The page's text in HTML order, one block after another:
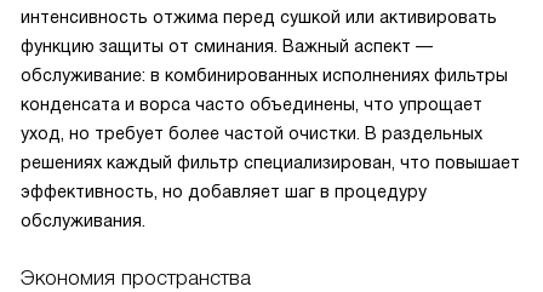
интенсивность отжима перед сушкой или активировать
функцию защиты от сминания. Важный аспект —
обслуживание: в комбинированных исполнениях фильтры
конденсата и ворса часто объединены, что упрощает
уход, но требует более частой очистки. В раздельных
решениях каждый фильтр специализирован, что повышает
эффективность, но добавляет шаг в процедуру
обслуживания.
Экономия пространства